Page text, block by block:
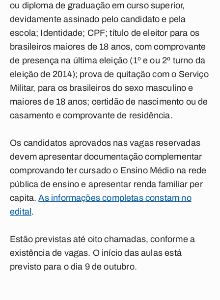
ou diploma de graduação em curso superior,
devidamente assinado pelo candidato e pela
escola; Identidade; CPF; título de eleitor para os
brasileiros maiores de 18 anos, com comprovante
de presença na última eleição (1º e ou 2º turno da
eleição de 2014); prova de quitação com o Serviço
Militar, para os brasileiros do sexo masculino e
maiores de 18 anos; certidão de nascimento ou de
casamento e comprovante de residência.
Os candidatos aprovados nas vagas reservadas
devem apresentar documentação complementar
comprovando ter cursado o Ensino Médio na rede
pública de ensino e apresentar renda familiar per
capita.As informações completas constam no
edital .
Estão previstas até oito chamadas, conforme a
existência de vagas. O início das aulas está
previsto para o dia 9 de outubro.